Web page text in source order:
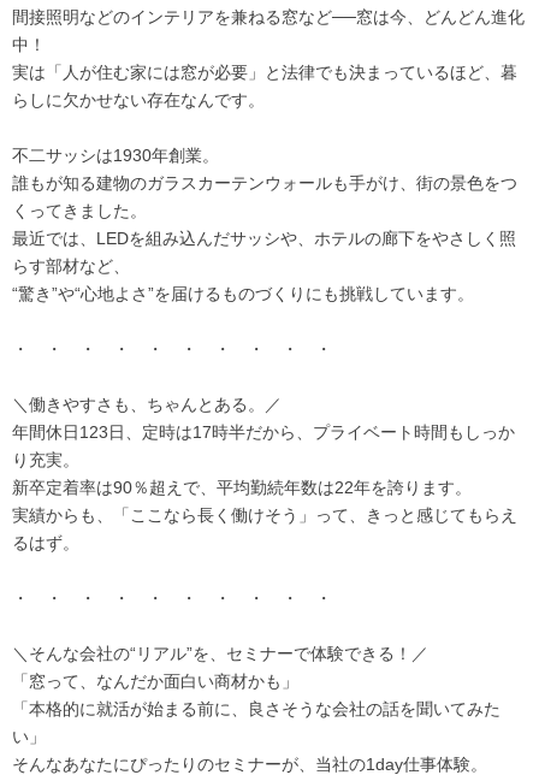
間接照明などのインテリアを兼ねる窓など──窓は今、どんどん進化
中！
実は「人が住む家には窓が必要」と法律でも決まっているほど、暮
らしに欠かせない存在なんです。
不二サッシは1930年創業。
誰もが知る建物のガラスカーテンウォールも手がけ、街の景色をつ
くってきました。
最近では、LEDを組み込んだサッシや、ホテルの廊下をやさしく照
らす部材など、
“驚き”や“心地よさ”を届けるものづくりにも挑戦しています。
・ ・ ・ ・ ・ ・ ・ ・ ・ ・
＼働きやすさも、ちゃんとある。／
年間休日123日、定時は17時半だから、プライベート時間もしっか
り充実。
新卒定着率は90％超えで、平均勤続年数は22年を誇ります。
実績からも、「ここなら長く働けそう」って、きっと感じてもらえ
るはず。
・ ・ ・ ・ ・ ・ ・ ・ ・ ・
＼そんな会社の“リアル”を、セミナーで体験できる！／
「窓って、なんだか面白い商材かも」
「本格的に就活が始まる前に、良さそうな会社の話を聞いてみた
い」
そんなあなたにぴったりのセミナーが、当社の1day仕事体験。